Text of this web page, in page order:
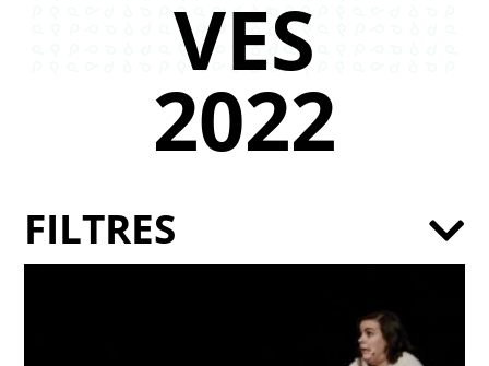
VES
2022
FILTRES